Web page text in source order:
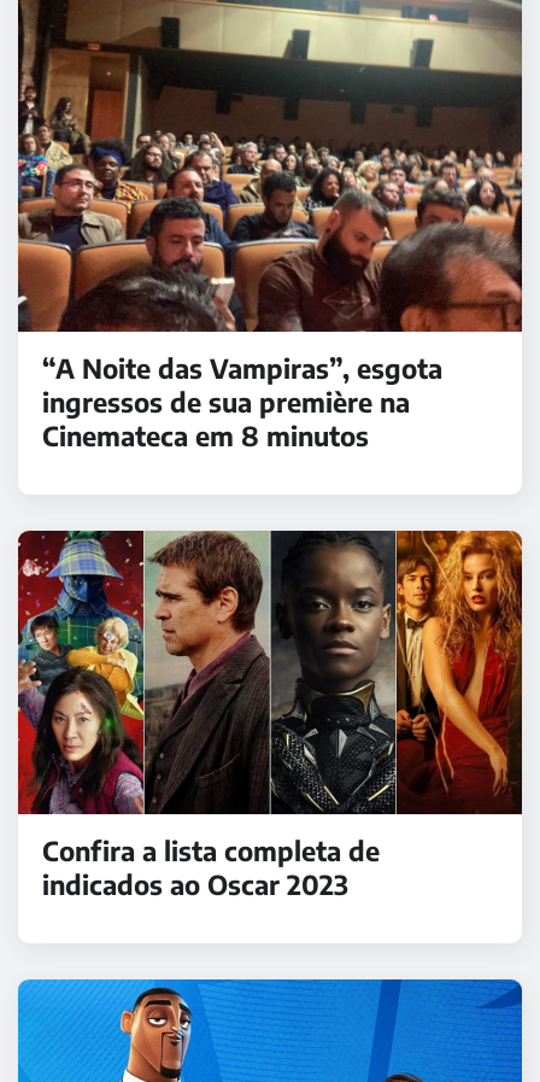
“A Noite das Vampiras”, esgota
ingressos de sua première na
Cinemateca em 8 minutos
Confira a lista completa de
indicados ao Oscar 2023